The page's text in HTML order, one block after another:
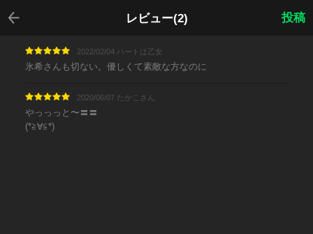
レビュー(2)
戻る
投稿
2022/02/04 ハートは乙女
氷希さんも切ない。優しくて素敵な方なのに
2020/06/07 たかこさん
やっっっと〜〓〓
(*≧∀≦*)